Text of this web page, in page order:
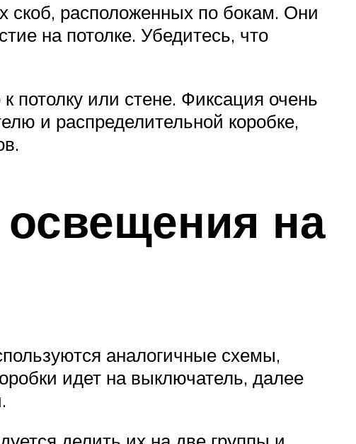
скоб, расположенных по бокам. Они
на потолке. Убедитесь, что
потолку или стене. Фиксация очень
и распределительной коробке,
на
аналогичные схемы,
идет на выключатель, далее